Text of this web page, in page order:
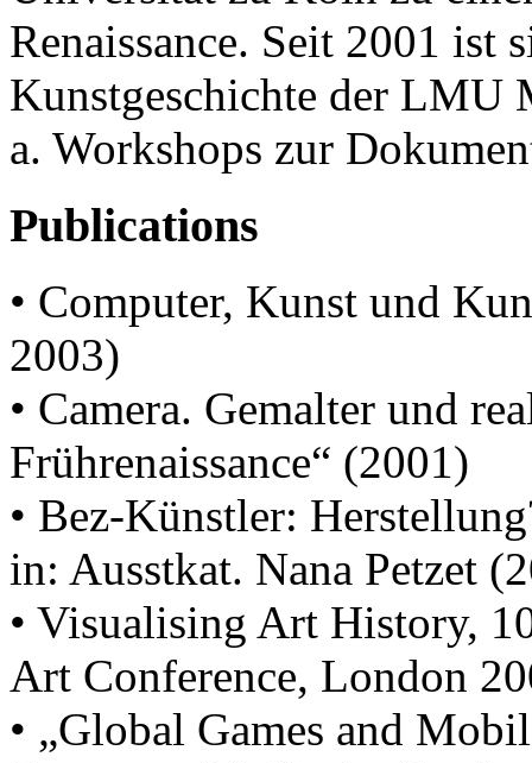
Renaissance. Seit 2001 ist
Kunstgeschichte der LMU
a. Workshops zur
Publications
• Computer, Kunst und
2003)
• Camera. Gemalter und
Frührenaissance“ (2001)
• Bez-Künstler:
in: Ausstkat. Nana Petzet
• Visualising Art History,
Art Conference, London
• „Global Games and